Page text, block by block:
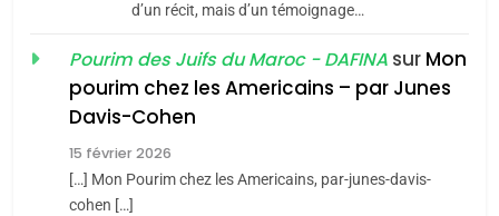
Azilal consacrés produits
du terroir
DAFINA MAROC
Oeil ravageur – Vanessa
De Loya Stauber
d’un récit, mais d’un témoignage…
Pourim des Juifs du Maroc - DAFINA sur Mon
pourim chez les Americains – par Junes
Davis-Cohen
15 février 2026
[…] Mon Pourim chez les Americains, par-junes-davis-
cohen […]
2025, l’année la plus